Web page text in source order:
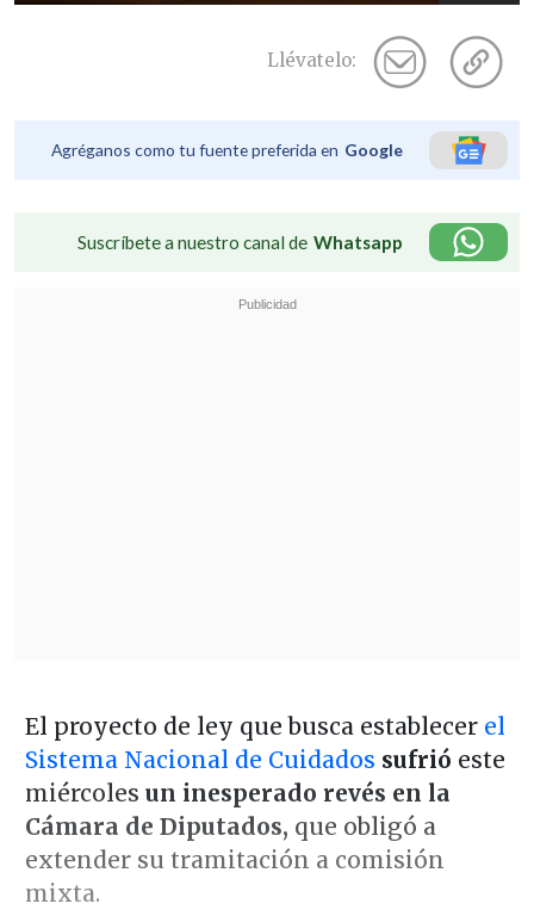
Llévatelo:
Agréganos como tu fuente preferida en Google
Suscríbete a nuestro canal de Whatsapp
El proyecto de ley que busca establecer el
Sistema Nacional de Cuidados sufrió este
miércoles un inesperado revés en la
Cámara de Diputados, que obligó a
extender su tramitación a comisión
mixta.